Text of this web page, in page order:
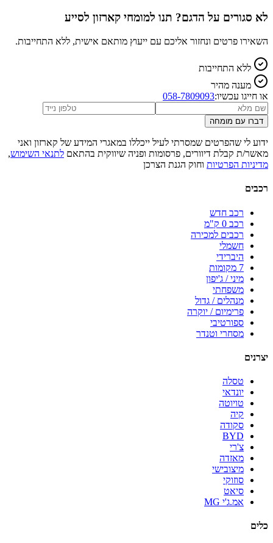
לא סגורים על הדגם? תנו למומחי קארזון לסייע
השאירו פרטים ונחזור אליכם עם ייעוץ מותאם אישית, ללא התחייבות.
ללא התחייבות
מענה מהיר
או חייגו עכשיו:058-7809093
דברו עם מומחה
ידוע לי שהפרטים שמסרתי לעיל ייכללו במאגרי המידע של קארזון ואני
מאשר/ת קבלת דיוורים, פרסומות ופניה שיווקית בהתאם לתנאי השימוש,
מדיניות הפרטיות וחוק הגנת הצרכן
רכבים
רכב חדש
רכב 0 ק"מ
רכבים למכירה
חשמלי
היברידי
7 מקומות
מיני / ג'יפון
משפחתי
מנהלים / גדול
פרימיום / יוקרה
ספורטיבי
מסחרי וטנדר
יצרנים
טסלה
יונדאי
טויוטה
קיה
סקודה
BYD
צ'רי
מאזדה
מיצובישי
סוזוקי
סיאט
אמ.ג'י MG
כלים